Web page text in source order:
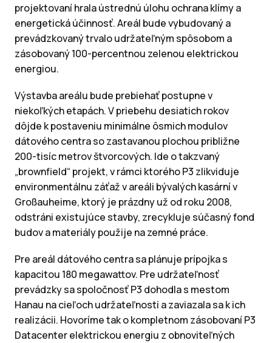
projektovaní hrala ústrednú úlohu ochrana klímy a
energetická účinnosť. Areál bude vybudovaný a
prevádzkovaný trvalo udržateľným spôsobom a
zásobovaný 100-percentnou zelenou elektrickou
energiou.
Výstavba areálu bude prebiehať postupne v
niekoľkých etapách. V priebehu desiatich rokov
dôjde k postaveniu minimálne ôsmich modulov
dátového centra so zastavanou plochou približne
200-tisíc metrov štvorcových. Ide o takzvaný
„brownfield“ projekt, v rámci ktorého P3 zlikviduje
environmentálnu záťaž v areáli bývalých kasární v
Großauheime, ktorý je prázdny už od roku 2008,
odstráni existujúce stavby, zrecykluje súčasný fond
budov a materiály použije na zemné práce.
Pre areál dátového centra sa plánuje prípojka s
kapacitou 180 megawattov. Pre udržateľnosť
prevádzky sa spoločnosť P3 dohodla s mestom
Hanau na cieľoch udržateľnosti a zaviazala sa k ich
realizácii. Hovoríme tak o kompletnom zásobovaní P3
Datacenter elektrickou energiu z obnoviteľných